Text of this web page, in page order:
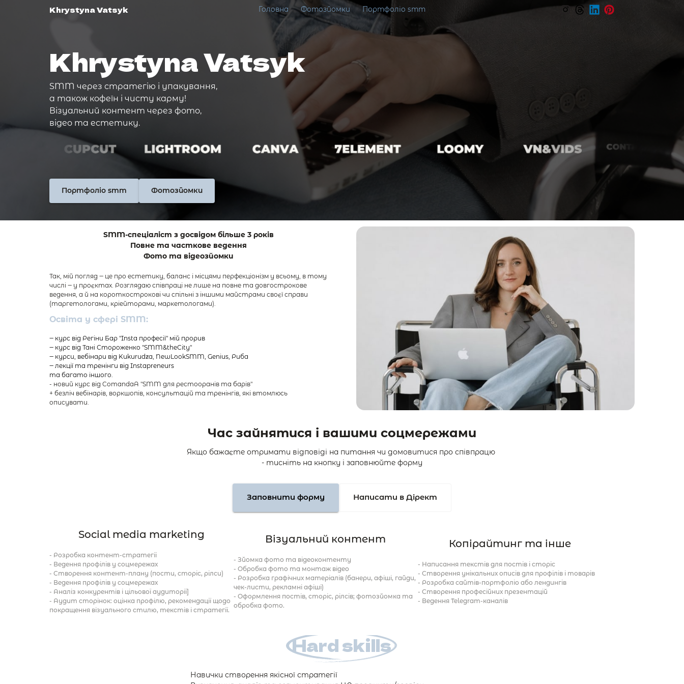
Khrystyna Vatsyk Головна Фотозйомки Портфоліо smm
Khrystyna Vatsyk
SMM через стратегію і упакування,
а також кофеїн і чисту карму!
Візуальний контент через фото,
відео та естетику.
Портфоліо smm Фотозйомки
SMM-спеціаліст з досвідом більше 3 років
Повне та часткове ведення
Фото та відеозйомки
Так, мій погляд ‒ це про естетику, баланс і місцями перфекціонізм у всьому, в
числі ‒ у проєктах. Розглядаю співпраці не лише на повне та
ведення, а й на короткострокові чи спільні з іншими майстрами своєї
(таргетологами, кріейторами, маркетологами).
Освіта у сфері SMM:
‒ курс від Регіни Бар "Insta професії" мій прорив
‒ курс від Тані Стороженко "SMM&theCity"
‒ курси, вебінари від Kukurudza, NewLookSMM, Genius, Риба
‒ лекції та тренінги від Instapreneurs
та багато іншого.
- новий курс від ComandaA "SMM для рестооранів та барів"
+ безліч вебінарів, воркшопів, консультацій та тренінгів, які втомлюсь
описувати.
Час зайнятися і вашими соцмережами
Якщо бажаєте отримати відповіді на питання чи домовитися про співпрацю
- тисніть на кнопку і заповнюйте форму
Заповнити форму Написати в Дірект
Social media marketing
- Розробка контент-стратегії
- Ведення профілів у соцмережах
- Створення контент-плану (пости, сторіс, рілси)
- Ведення профілів у соцмережах
- Аналіз конкурентів і цільової аудиторії]
- Аудит сторінок: оцінка профілю, рекомендації щодо
покращення візуального стилю, текстів і стратегії.
Візуальний контент
- Зйомка фото та відеоконтенту
- Обробка фото та монтаж відео
- Розробка графічних матеріалів (банери, афіші, гайди,
чек-листи, рекламні афіші)
- Оформлення постів, сторіс, рілсів; фотозйомка та
обробка фото.
Копірайтинг та інше
- Написання текстів для постів і сторіс
- Створення унікальних описів для профілів і товарів
- Розробка сайтів-портфоліо або лендингів
- Створення професійних презентацій
- Ведення Telegram-каналів
Hard skills
Навички створення якісної стратегії